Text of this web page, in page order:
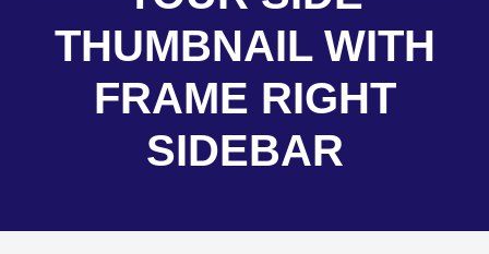
THUMBNAIL WITH
FRAME RIGHT
SIDEBAR